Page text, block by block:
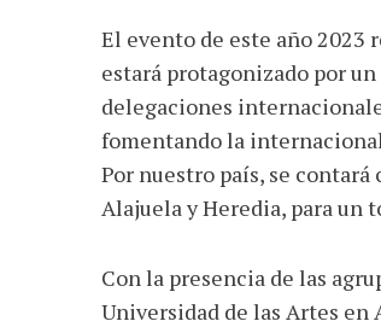
El evento de este año 2023
estará protagonizado por
delegaciones
fomentando la
Por nuestro país, se contará
Alajuela y Heredia, para un
Con la presencia de las
Universidad de las Artes en